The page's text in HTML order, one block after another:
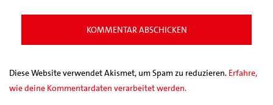
Diese Website verwendet Akismet, um Spam zu reduzieren. Erfahre,
wie deine Kommentardaten verarbeitet werden.